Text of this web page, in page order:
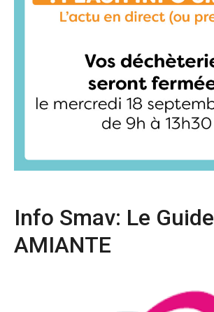
Info Smav: Le Guide
AMIANTE